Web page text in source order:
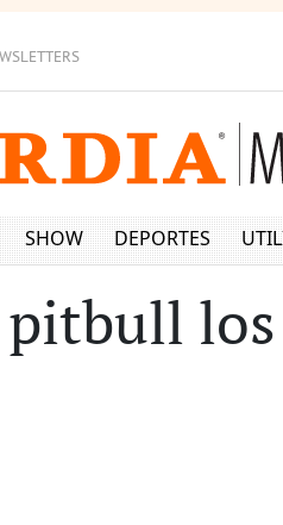
SHOW DEPORTES